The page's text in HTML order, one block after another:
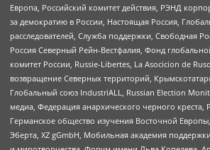
Европа, Российский комитет действия, РЭНД
за демократию в России, Настоящая Россия,
расследователей, Служба поддержки, Свободная
Россия Северный Рейн-Вестфалия, Фонд
комитет России, Russie-Libertes, La Asocicion de
возвращение Северных территорий,
Глобальный союз IndustriALL, Russian Election
медиа, Федерация анархического черного креста,
Германское общество изучения Восточной
Эберта, XZ gGmbH, Мобильная академия